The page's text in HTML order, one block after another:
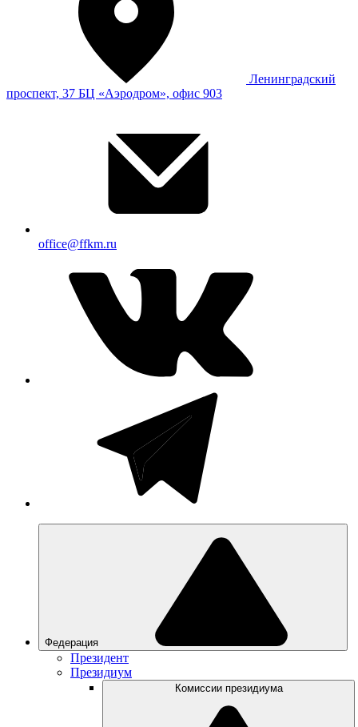
Ленинградский
проспект, 37 БЦ «Аэродром», офис 903
office@ffkm.ru
Федерация
Президент
Президиум
Комиссии президиума